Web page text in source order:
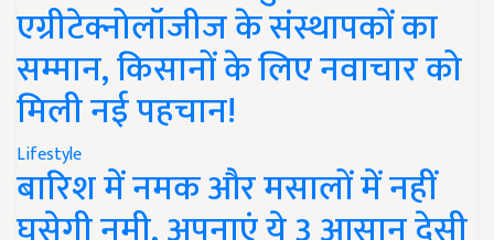
एग्रीटेक्नोलॉजीज के संस्थापकों का
सम्मान, किसानों के लिए नवाचार को
मिली नई पहचान!
Lifestyle
बारिश में नमक और मसालों में नहीं